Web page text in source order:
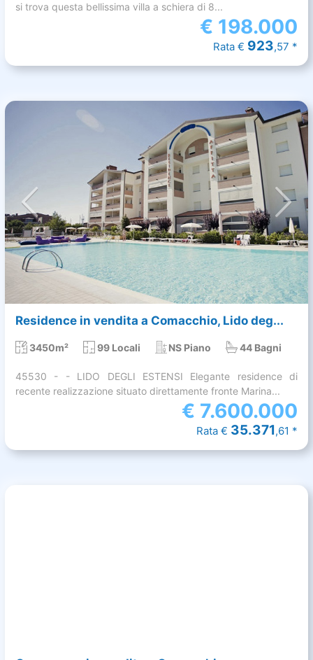
si trova questa bellissima villa a schiera di 8...
€ 198.000
Rata € 923,57 *
Residence in vendita a Comacchio, Lido deg...
3450m² 99 Locali NS Piano 44 Bagni
45530 - - LIDO DEGLI ESTENSI Elegante residence di
recente realizzazione situato direttamente fronte Marina...
€ 7.600.000
Rata € 35.371,61 *